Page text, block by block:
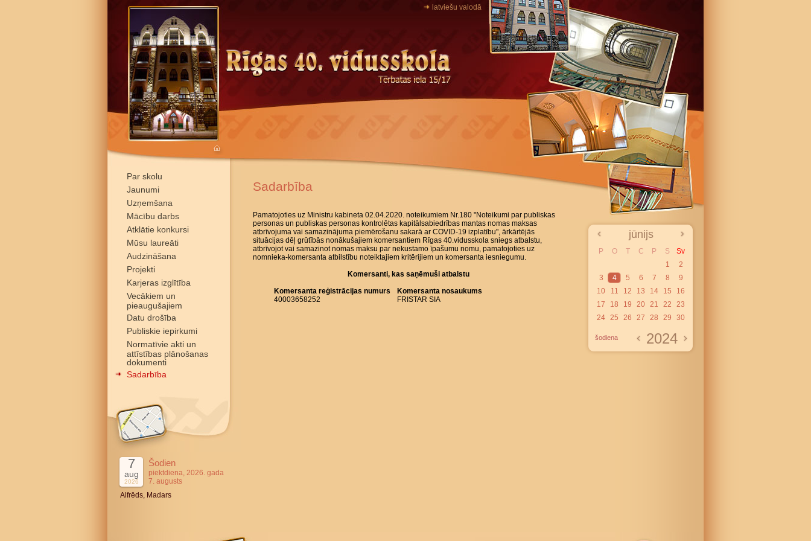
latviešu valodā
Par skolu
Jaunumi
Uzņemšana
Mācību darbs
Atklātie konkursi
Mūsu laureāti
Audzināšana
Projekti
Karjeras izglītība
Vecākiem un
pieaugušajiem
Datu drošība
Publiskie iepirkumi
Normatīvie akti un
attīstības plānošanas
dokumenti
Sadarbība
7
aug
2026
Šodien
piektdiena, 2026. gada
7. augusts
Alfrēds, Madars
Sadarbība
Pamatojoties uz Ministru kabineta 02.04.2020. noteikumiem Nr.180 "Noteikumi par publiskas
personas un publiskas personas kontrolētas kapitālsabiedrības mantas nomas maksas
atbrīvojuma vai samazinājuma piemērošanu sakarā ar COVID-19 izplatību", ārkārtējās
situācijas dēļ grūtībās nonākušajiem komersantiem Rīgas 40.vidusskola sniegs atbalstu,
atbrīvojot vai samazinot nomas maksu par nekustamo īpašumu nomu, pamatojoties uz
nomnieka-komersanta atbilstību noteiktajiem kritērijiem un komersanta iesniegumu.
Komersanti, kas saņēmuši atbalstu
Komersanta reģistrācijas numurs
Komersanta nosaukums
40003658252
FRISTAR SIA
jūnijs
P O T C P S
Sv
1
2
3
4 5 6 7 8
9
10
11 12 13 14 15
16
17
18 19 20 21 22
23
24 25 26 27 28 29 30
šodiena 2024